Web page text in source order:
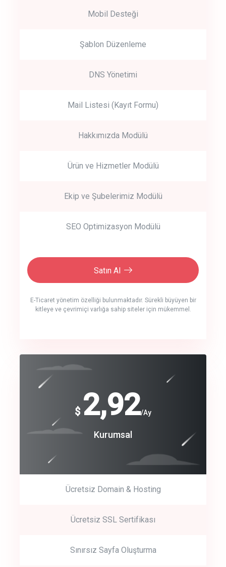
Mobil Desteği
Şablon Düzenleme
DNS Yönetimi
Mail Listesi (Kayıt Formu)
Hakkımızda Modülü
Ürün ve Hizmetler Modülü
Ekip ve Şubelerimiz Modülü
SEO Optimizasyon Modülü
Satın Al
E-Ticaret yönetim özelliği bulunmaktadır. Sürekli büyüyen bir
kitleye ve çevrimiçi varlığa sahip siteler için mükemmel.
crm auto cync
track energy costs
Get Started
Start by trying our service for 30 days free trial no credit card
$ 2,92/Ay
Kurumsal
Ücretsiz Domain & Hosting
Ücretsiz SSL Sertifikası
Sınırsız Sayfa Oluşturma
$
240
Coroprate